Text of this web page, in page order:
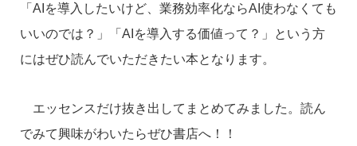
「AIを導入したいけど、業務効率化ならAI使わなくても
いいのでは？」「AIを導入する価値って？」という方
にはぜひ読んでいただきたい本となります。
エッセンスだけ抜き出してまとめてみました。読ん
でみて興味がわいたらぜひ書店へ！！